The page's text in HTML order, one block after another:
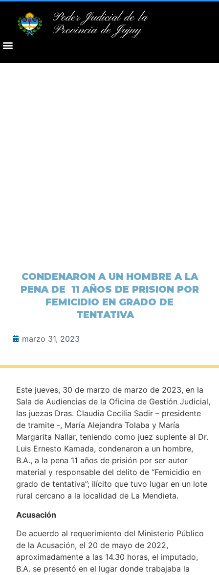
Poder Judicial de la
Provincia de Jujuy
CONDENARON A UN HOMBRE A LA
PENA DE 11 AÑOS DE PRISION POR
FEMICIDIO EN GRADO DE
TENTATIVA
marzo 31, 2023
Este jueves, 30 de marzo de marzo de 2023, en la
Sala de Audiencias de la Oficina de Gestión Judicial,
las juezas Dras. Claudia Cecilia Sadir – presidente
de tramite -, María Alejandra Tolaba y María
Margarita Nallar, teniendo como juez suplente al Dr.
Luis Ernesto Kamada, condenaron a un hombre,
B.A., a la pena 11 años de prisión por ser autor
material y responsable del delito de “Femicidio en
grado de tentativa”; ilícito que tuvo lugar en un lote
rural cercano a la localidad de La Mendieta.
Acusación
De acuerdo al requerimiento del Ministerio Público
de la Acusación, el 20 de mayo de 2022,
aproximadamente a las 14.30 horas, el imputado,
B.A. se presentó en el lugar donde trabajaba la